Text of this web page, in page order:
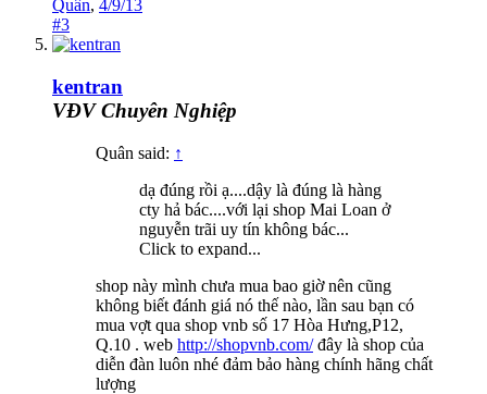
Quân, 4/9/13
#3
kentran
VĐV Chuyên Nghiệp
Quân said: ↑
dạ đúng rồi ạ....dậy là đúng là hàng
cty hả bác....với lại shop Mai Loan ở
nguyễn trãi uy tín không bác...
Click to expand...
shop này mình chưa mua bao giờ nên cũng
không biết đánh giá nó thế nào, lần sau bạn có
mua vợt qua shop vnb số 17 Hòa Hưng,P12,
Q.10 . web http://shopvnb.com/đây là shop của
diễn đàn luôn nhé đảm bảo hàng chính hãng chất
lượng